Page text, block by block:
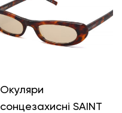
Окуляри
сонцезахисні SAINT